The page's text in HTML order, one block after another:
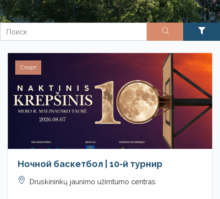
Спорт
Ночной баскетбол | 10-й турнир
Druskininkų jaunimo užimtumo centras